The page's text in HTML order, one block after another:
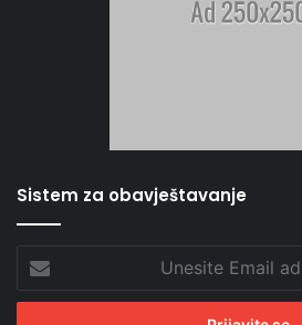
Sistem za obavještavanje
Email
adresu